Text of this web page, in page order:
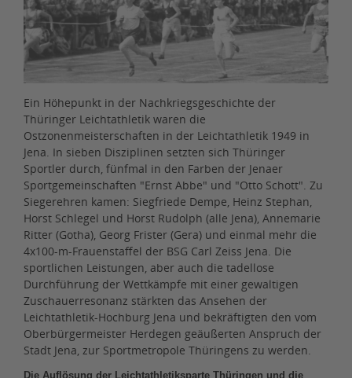
Ein Höhepunkt in der Nachkriegsgeschichte der
Thüringer Leichtathletik waren die
Ostzonenmeisterschaften in der Leichtathletik 1949 in
Jena. In sieben Disziplinen setzten sich Thüringer
Sportler durch, fünfmal in den Farben der Jenaer
Sportgemeinschaften "Ernst Abbe" und "Otto Schott". Zu
Siegerehren kamen: Siegfriede Dempe, Heinz Stephan,
Horst Schlegel und Horst Rudolph (alle Jena), Annemarie
Ritter (Gotha), Georg Frister (Gera) und einmal mehr die
4x100-m-Frauenstaffel der BSG Carl Zeiss Jena. Die
sportlichen Leistungen, aber auch die tadellose
Durchführung der Wettkämpfe mit einer gewaltigen
Zuschauerresonanz stärkten das Ansehen der
Leichtathletik-Hochburg Jena und bekräftigten den vom
Oberbürgermeister Herdegen geäußerten Anspruch der
Stadt Jena, zur Sportmetropole Thüringens zu werden.
Die Auflösung der Leichtathletiksparte Thüringen und die